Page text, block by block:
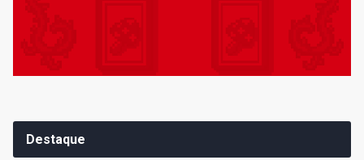
Destaque